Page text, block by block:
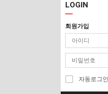
LOGIN
회원가입
자동로그인